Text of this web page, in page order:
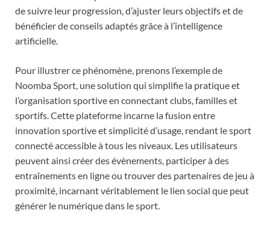
de suivre leur progression, d’ajuster leurs objectifs et de
bénéficier de conseils adaptés grâce à l’intelligence
artificielle.
Pour illustrer ce phénomène, prenons l’exemple de
Noomba Sport, une solution qui simplifie la pratique et
l’organisation sportive en connectant clubs, familles et
sportifs. Cette plateforme incarne la fusion entre
innovation sportive et simplicité d’usage, rendant le sport
connecté accessible à tous les niveaux. Les utilisateurs
peuvent ainsi créer des évènements, participer à des
entraînements en ligne ou trouver des partenaires de jeu à
proximité, incarnant véritablement le lien social que peut
générer le numérique dans le sport.